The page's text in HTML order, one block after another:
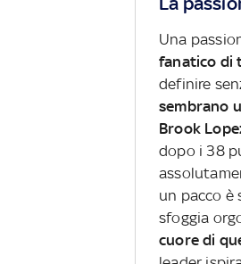
Una
fanatico di
definire
sembrano
Brook
dopo i 38
un pacco è
sfoggia
cuore di